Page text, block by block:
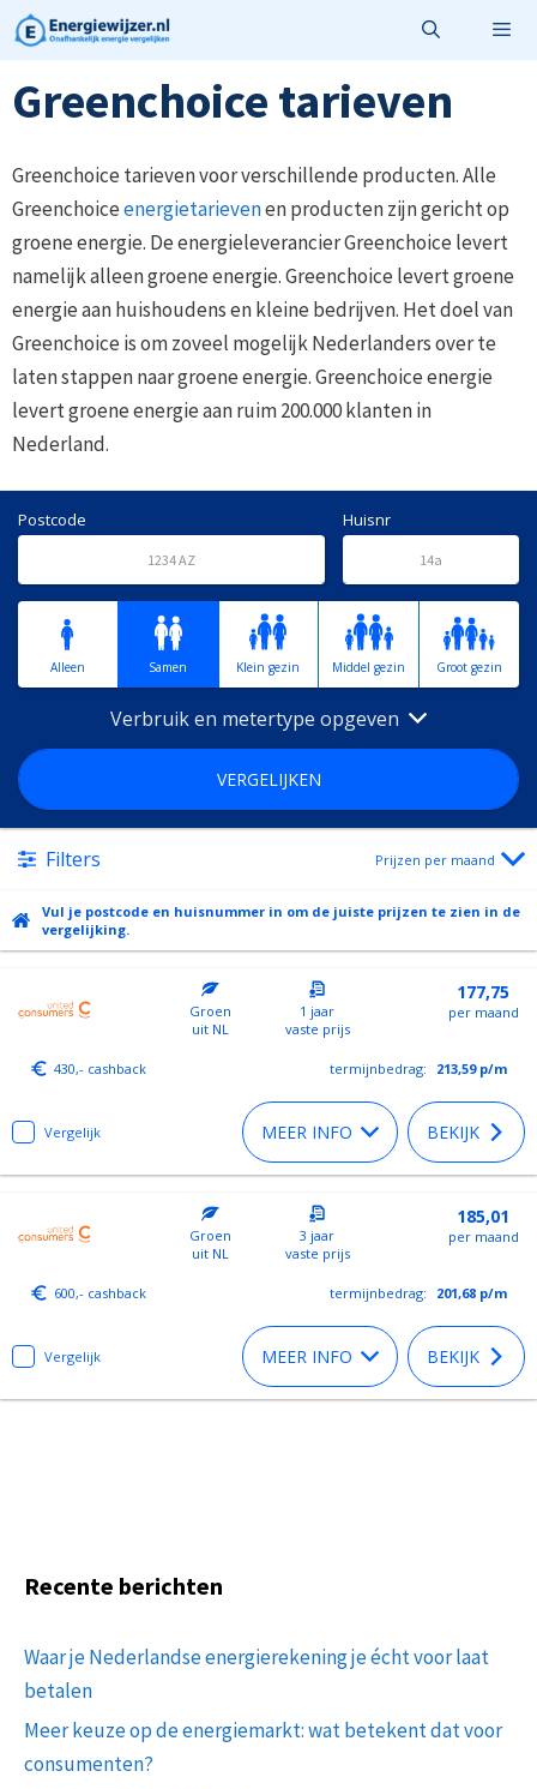
Ga
naar
de
inhoud
Greenchoice tarieven
Greenchoice tarieven voor verschillende producten. Alle
Greenchoiceenergietarievenen producten zijn gericht op
groene energie. De energieleverancier Greenchoice levert
namelijk alleen groene energie. Greenchoice levert groene
energie aan huishoudens en kleine bedrijven. Het doel van
Greenchoice is om zoveel mogelijk Nederlanders over te
laten stappen naar groene energie. Greenchoice energie
levert groene energie aan ruim 200.000 klanten in
Nederland.
Postcode Huisnr
Alleen Samen Klein gezin Middel gezin Groot gezin
Verbruik en metertype opgeven
VERGELIJKEN
Filters Prijzen per maand
Vul je postcode en huisnummer in om de juiste prijzen te zien in de
vergelijking.
Groen
uit NL
1 jaar
vaste prijs
177,75
per maand
430,- cashback termijnbedrag: 213,59 p/m
Vergelijk MEER INFO BEKIJK
Groen
uit NL
3 jaar
vaste prijs
185,01
per maand
600,- cashback termijnbedrag: 201,68 p/m
Vergelijk MEER INFO BEKIJK
Recente berichten
Waar je Nederlandse energierekening je écht voor laat
betalen
Meer keuze op de energiemarkt: wat betekent dat voor
consumenten?